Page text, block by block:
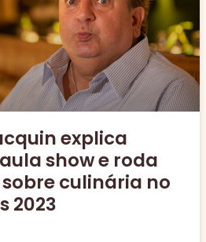
explica
show e roda
culinária no
2023